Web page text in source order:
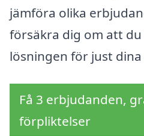
jämföra olika
försäkra dig om att
lösningen för just dina
Få 3 erbjudanden,
förpliktelser